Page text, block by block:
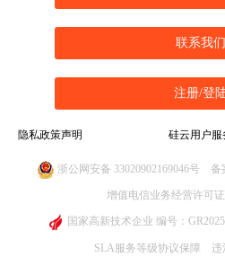
联系我们
注册/登
隐私政策声明 硅云用户服
浙公网安备 33020902169046号 备
增值电信业务经营许可
国家高新技术企业 编号：
SLA服务等级协议保障
违